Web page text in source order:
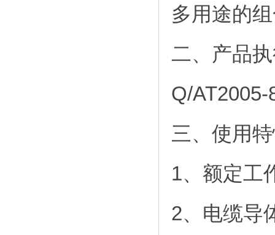
多用途的
二、产品
Q/AT2005-
三、使用
1、额定工
2、电缆导